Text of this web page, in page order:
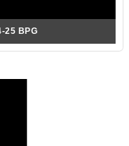
25 BPG